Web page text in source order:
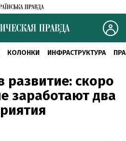
КОЛОНКИ ИНФРАСТРУКТУРА
развитие: скоро
заработают два